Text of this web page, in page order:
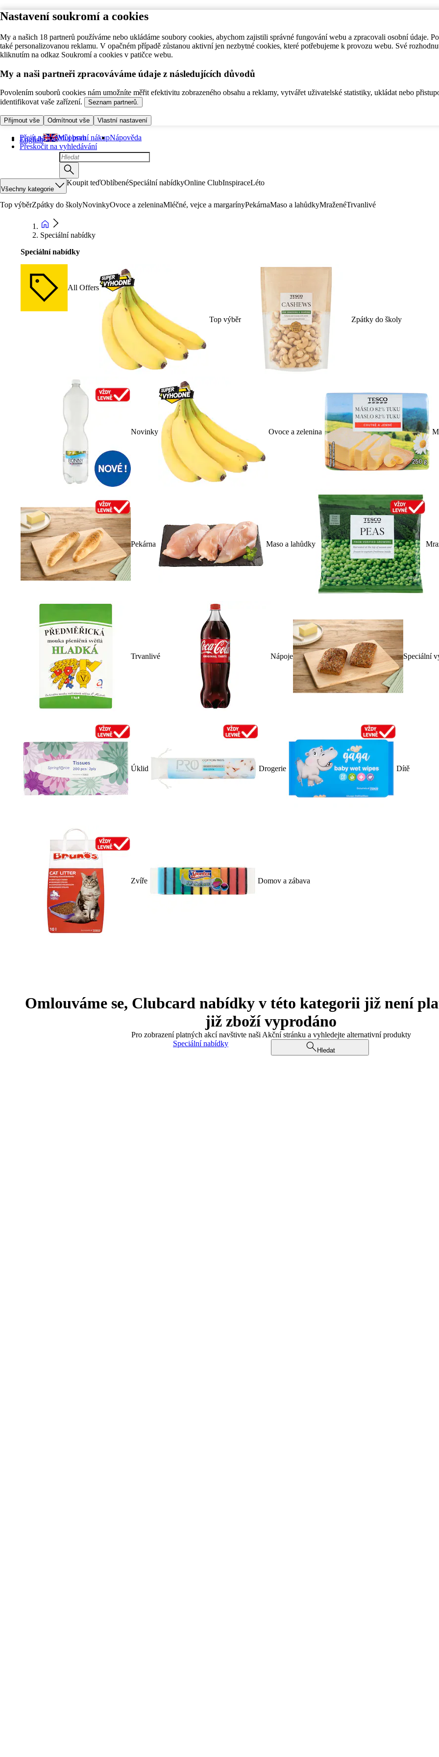
Nastavení soukromí a cookies
My a našich 18 partnerů používáme nebo ukládáme soubory cookies, abychom zajistili správné fungování webu a zpracovali osobní údaje.
také personalizovanou reklamu. V opačném případě zůstanou aktivní jen nezbytné cookies, které potřebujeme k provozu webu. Své
kliknutím na odkaz Soukromí a cookies v patičce webu.
My a naši partneři zpracováváme údaje z následujících důvodů
Povolením souborů cookies nám umožníte měřit efektivitu zobrazeného obsahu a reklamy, vytvářet uživatelské statistiky, ukládat nebo
identifikovat vaše zařízení.
Seznam partnerů.
Přijmout vše Odmítnout vše Vlastní nastavení
Přejít na hlavní obsah
Přeskočit na vyhledávání
English Můj první nákupNápověda
Všechny kategorie
Koupit teďOblíbenéSpeciální nabídkyOnline ClubInspiraceLéto
Top výběrZpátky do školyNovinkyOvoce a zeleninaMléčné, vejce a margarínyPekárnaMaso a lahůdkyMraženéTrvanlivé
Speciální nabídky
Speciální nabídky
All Offers
Top výběr Zpátky do školy
Novinky Ovoce a zelenina
Pekárna Maso a lahůdky
Trvanlivé Nápoje Speciální
Úklid Drogerie Dítě
Zvíře Domov a zábava
Omlouváme se, Clubcard nabídky v této kategorii již není
již zboží vyprodáno
Pro zobrazení platných akcí navštivte naši Akční stránku a vyhledejte alternativní produkty
Speciální nabídky
Hledat